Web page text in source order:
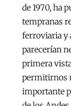
de 1970, ha
tempranas
ferroviaria y
parecerían
primera
permitirnos
importante